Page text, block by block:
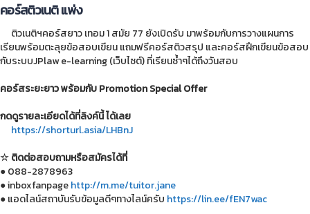
คอร์สติวเนติ แพ่ง
ติวเนติฯคอร์สยาว เทอม 1 สมัย 77 ยังเปิดรับ มาพร้อมกับการวางแผนการ
เรียนพร้อมตะลุยข้อสอบเขียน แถมฟรีคอร์สติวสรุป และคอร์สฝึกเขียนข้อสอบ
กับระบบJPlaw e-learning (เว็บไซต์) ที่เรียนซ้ำๆได้ถึงวันสอบ
คอร์สระยะยาว พร้อมกับ Promotion Special Offer
กดดูรายละเอียดได้ที่ลิงค์นี้ ได้เลย
https://shorturl.asia/LHBnJ
☆ ติดต่อสอบถามหรือสมัครได้ที่
● 088-2878963
● inboxfanpagehttp://m.me/tuitor.jane
● แอดไลน์สถาบันรับข้อมูลดีๆทางไลน์ครับ https://lin.ee/fEN7wac